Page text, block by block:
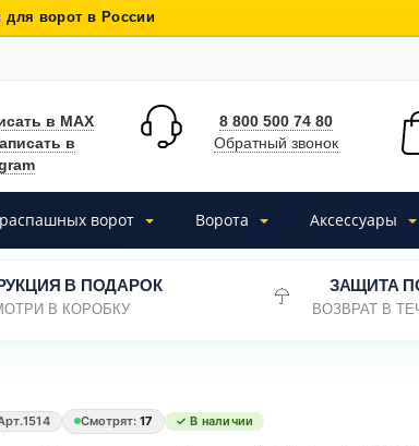
для ворот в России
в MAX
в
8 800 500 74 80
Обратный звонок
ворот Ворота Аксессуары
В ПОДАРОК
В КОРОБКУ
ЗАЩИТА
ВОЗВРАТ В
1514 Смотрят: 17 ✓ В наличии